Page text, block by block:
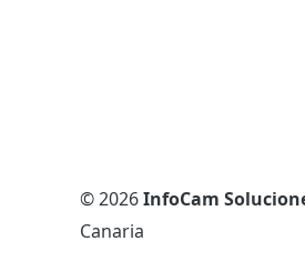
© 2026InfoCam
Canaria